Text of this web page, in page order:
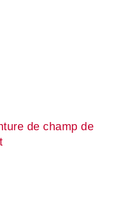
de champ de